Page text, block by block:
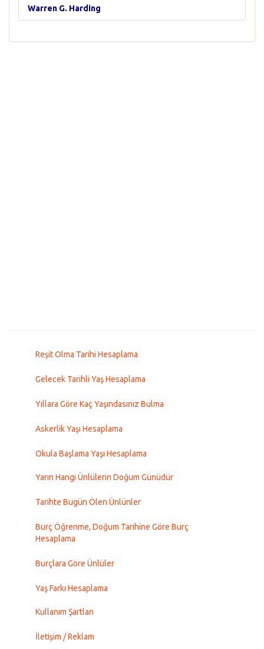
Warren G. Harding
Reşit Olma Tarihi Hesaplama
Gelecek Tarihli Yaş Hesaplama
Yıllara Göre Kaç Yaşındasınız Bulma
Askerlik Yaşı Hesaplama
Okula Başlama Yaşı Hesaplama
Yarın Hangi Ünlülerin Doğum Günüdür
Tarihte Bugün Ölen Ünlünler
Burç Öğrenme, Doğum Tarihine Göre Burç
Hesaplama
Burçlara Göre Ünlüler
Yaş Farkı Hesaplama
Kullanım Şartları
İletişim / Reklam